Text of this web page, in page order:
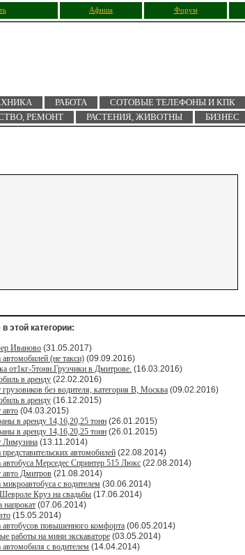
Афиша Форум
РАБОТА СОТОВЫЕ ТЕЛЕФОНЫ И КПК
РЕМОНТ РАСТЕНИЯ, ЖИВОТНЫ БИЗНЕС
этой категории:
Иваново (31.05.2017)
(не такси) (09.09.2016)
от1кг-5тонн.Грузчики в Дмитрове. (16.03.2016)
в аренду (22.02.2016)
без водителя, категория В, Москва (09.02.2016)
в аренду (16.12.2015)
(04.03.2015)
в аренду 14,16,20,25 тонн (26.01.2015)
в аренду 14,16,20,25 тонн (26.01.2015)
Лимузина (13.11.2014)
автомобилей (22.08.2014)
автобуса Мерседес Спринтер 515 Люкс (22.08.2014)
авто Дмитров (21.08.2014)
с водителем (30.06.2014)
Круз на свадьбы (17.06.2014)
напрокат (07.06.2014)
(15.05.2014)
автобусов повышенного комфорта (06.05.2014)
работы на мини экскаваторе (03.05.2014)
с водителем (14.04.2014)